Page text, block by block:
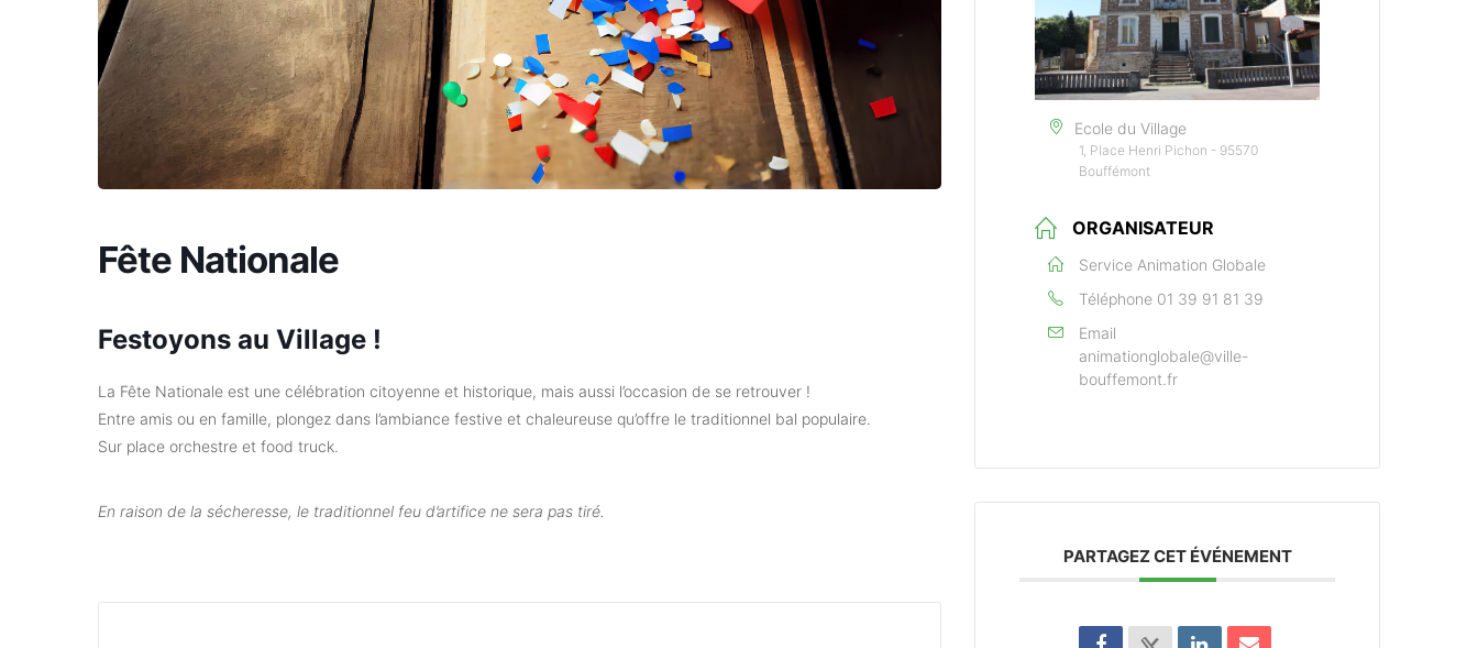
Fête Nationale
Festoyons au Village !
La Fête Nationale est une célébration citoyenne et historique, mais aussi l’occasion de se retrouver !
Entre amis ou en famille, plongez dans l’ambiance festive et chaleureuse qu’offre le traditionnel bal populaire.
Sur place orchestre et food truck.
En raison de la sécheresse, le traditionnel feu d’artifice ne sera pas tiré.
Ecole du Village
1, Place Henri Pichon - 95570
Bouffémont
ORGANISATEUR
Service Animation Globale
Téléphone 01 39 91 81 39
Email
animationglobale@ville-
bouffemont.fr
PARTAGEZ CET ÉVÉNEMENT